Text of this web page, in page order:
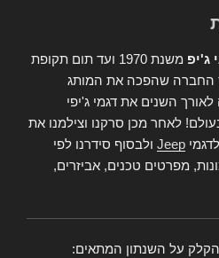
ג'יפ
משנת 1970 ועד תום תקופת
החברה שהפכה את המותג
לאורך השנים את דגמי ג'יפי
לאחר מכן סרקנו וצילמנו את
Jeep ולבסוף סידרנו לפי
מפרטים טכנים, אביזרים,
על השנתון המתאים: